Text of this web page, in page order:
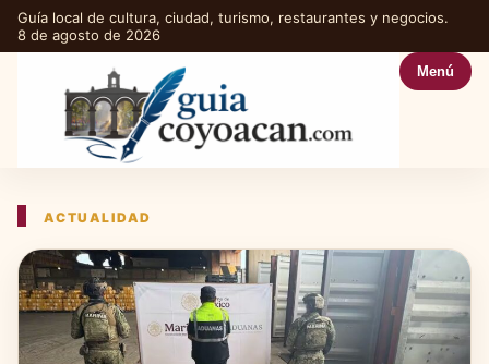
Guía local de cultura, ciudad, turismo, restaurantes y negocios.
8 de agosto de 2026
Menú
ACTUALIDAD